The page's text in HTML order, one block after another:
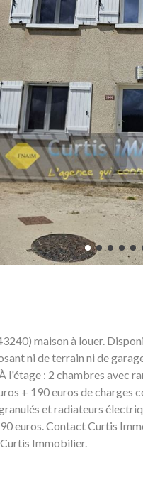
maison à louer.
ni de terrain ni de
l'étage : 2 chambres avec
+ 190 euros de
et radiateurs
euros. Contact Curtis
Immobilier.